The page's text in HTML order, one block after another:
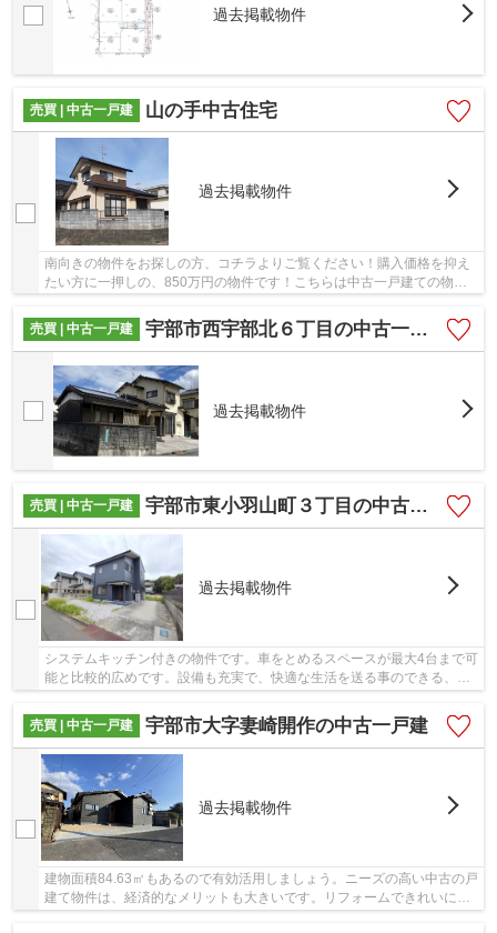
過去掲載物件
売買 | 中古一戸建 山の手中古住宅
過去掲載物件
南向きの物件をお探しの方、コチラよりご覧ください！購入価格を抑え
たい方に一押しの、850万円の物件です！こちらは中古一戸建ての物件
売買 | 中古一戸建
宇部市西宇部北６丁目の中古一戸建
過去掲載物件
売買 | 中古一戸建 宇部市東小羽山町３丁目の中古一戸建
過去掲載物件
システムキッチン付きの物件です。車をとめるスペースが最大4台まで可
能と比較的広めです。設備も充実で、快適な生活を送る事のできる、中
売買 | 中古一戸建
宇部市大字妻崎開作の中古一戸建
過去掲載物件
建物面積84.63㎡もあるので有効活用しましょう。ニーズの高い中古の戸
建て物件は、経済的なメリットも大きいです。リフォームできれいにな